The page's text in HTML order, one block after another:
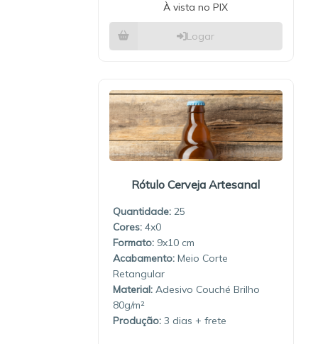
À vista no PIX
Logar
Rótulo Cerveja Artesanal
Quantidade: 25
4x0
9x10
Meio Corte
Retangular
Material: Adesivo Couché Brilho
80g/m²
Produção: 3 dias